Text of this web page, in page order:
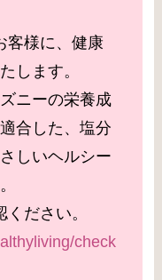
客様に、健康
します。
ニーの栄養成
合した、塩分
しいヘルシー
ださい。
check